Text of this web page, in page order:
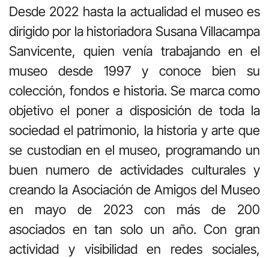
Desde 2022 hasta la actualidad el museo es
dirigido por la historiadora Susana Villacampa
Sanvicente, quien venía trabajando en el
museo desde 1997 y conoce bien su
colección, fondos e historia. Se marca como
objetivo el poner a disposición de toda la
sociedad el patrimonio, la historia y arte que
se custodian en el museo, programando un
buen numero de actividades culturales y
creando la Asociación de Amigos del Museo
en mayo de 2023 con más de 200
asociados en tan solo un año. Con gran
actividad y visibilidad en redes sociales,